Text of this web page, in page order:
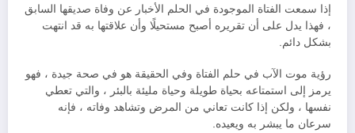
إذا سمعت الفتاة الموجودة في الحلم الأخبار عن وفاة صديقها السابق
، فهذا يدل على أن تقريره أصبح مستحيلًا وأن علاقتها به قد انتهت
بشكل دائم.
رؤية موت الآب في حلم الفتاة وفي الحقيقة هو في صحة جيدة ، فهو
يرمز إلى استمتاعه بحياة طويلة وحياة مليئة بالبئر ، والتي تعطي
نفسها ، ولكن إذا كانت تعاني من المرض وتشاهد وفاته ، فإنه
سرعان ما يبشر به ويعيده.